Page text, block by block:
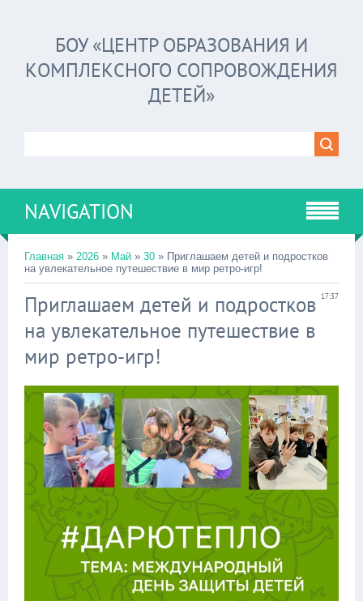
БОУ «ЦЕНТР ОБРАЗОВАНИЯ И
КОМПЛЕКСНОГО СОПРОВОЖДЕНИЯ
ДЕТЕЙ»
NAVIGATION
Главная » 2026 » Май » 30 » Приглашаем детей и подростков
на увлекательное путешествие в мир ретро-игр!
17:37
Приглашаем детей и подростков
на увлекательное путешествие в
мир ретро-игр!